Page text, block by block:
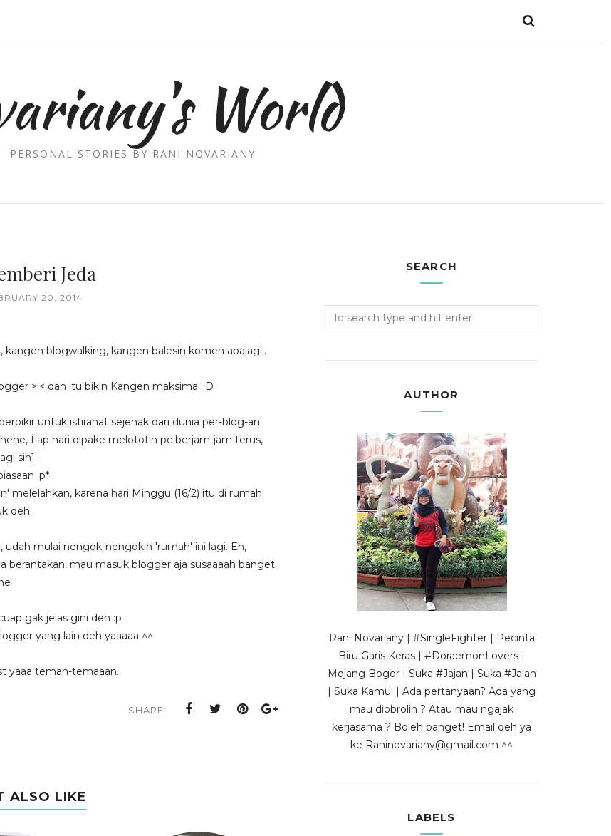
World
PERSONAL STORIES BY RANI NOVARIANY
Jeda
20, 2014
blogwalking, kangen balesin komen apalagi..
>.< dan itu bikin Kangen maksimal :D
untuk istirahat sejenak dari dunia per-blog-an.
tiap hari dipake melototin pc berjam-jam terus,
sih].
:p*
karena hari Minggu (16/2) itu di rumah
deh.
udah mulai nengok-nengokin 'rumah' ini lagi. Eh,
berantakan, mau masuk blogger aja susaaaah banget.
gak jelas gini deh :p
yang lain deh yaaaaa ^^
yaaa teman-temaaan..
SHARE:
ALSO LIKE
SEARCH
AUTHOR
Rani Novariany | #SingleFighter | Pecinta
Biru Garis Keras | #DoraemonLovers |
Mojang Bogor | Suka #Jajan | Suka #Jalan
| Suka Kamu! | Ada pertanyaan? Ada yang
mau diobrolin ? Atau mau ngajak
kerjasama ? Boleh banget! Email deh ya
ke Raninovariany@gmail.com ^^
LABELS